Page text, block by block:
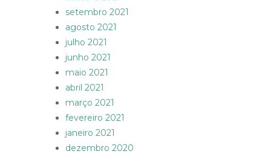
setembro 2021
agosto 2021
julho 2021
junho 2021
maio 2021
abril 2021
março 2021
fevereiro 2021
janeiro 2021
dezembro 2020